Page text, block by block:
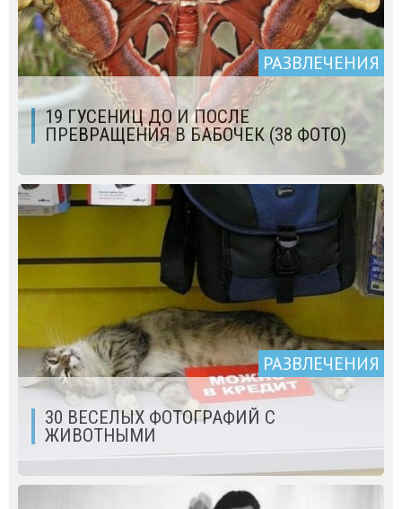
РАЗВЛЕЧЕНИЯ
19 ГУСЕНИЦ ДО И ПОСЛЕ
ПРЕВРАЩЕНИЯ В БАБОЧЕК (38 ФОТО)
РАЗВЛЕЧЕНИЯ
30 ВЕСЕЛЫХ ФОТОГРАФИЙ С
ЖИВОТНЫМИ